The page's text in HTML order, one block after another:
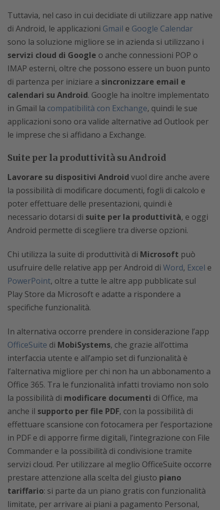
Tuttavia, nel caso in cui decidiate di utilizzare app native
di Android, le applicazioni Gmail e Google Calendar
sono la soluzione migliore se in azienda si utilizzano i
servizi cloud di Google o anche connessioni POP o
IMAP esterni, oltre che possono essere un buon punto
di partenza per iniziare a sincronizzare email e
calendari su Android. Google ha inoltre implementato
in Gmail la compatibilità con Exchange, quindi le sue
applicazioni sono ora valide alternative ad Outlook per
le imprese che si affidano a Exchange.
Suite per la produttività su Android
Lavorare su dispositivi Android vuol dire anche avere
la possibilità di modificare documenti, fogli di calcolo e
poter effettuare delle presentazioni, quindi è
necessario dotarsi di suite per la produttività, e oggi
Android permette di scegliere tra diverse opzioni.
Chi utilizza la suite di produttività di Microsoft può
usufruire delle relative app per Android di Word, Excel e
PowerPoint, oltre a tutte le altre app pubblicate sul
Play Store da Microsoft e adatte a rispondere a
specifiche funzionalità.
In alternativa occorre prendere in considerazione l’app
OfficeSuite di MobiSystems, che grazie all’ottima
interfaccia utente e all’ampio set di funzionalità è
l’alternativa migliore per chi non ha un abbonamento a
Office 365. Tra le funzionalità infatti troviamo non solo
la possibilità di modificare documenti di Office, ma
anche il supporto per file PDF, con la possibilità di
effettuare scansione con fotocamera per l’esportazione
in PDF e di apporre firme digitali, l’integrazione con File
Commander e la possibilità di condivisione tramite
servizi cloud. Per utilizzare al meglio OfficeSuite occorre
prestare attenzione alla scelta del giusto piano
tariffario: si parte da un piano gratis con funzionalità
limitate, per arrivare ai piani a pagamento Personal,